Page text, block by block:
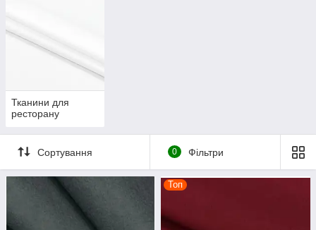
Тканини для
ресторану
Сортування 0 Фільтри
Топ